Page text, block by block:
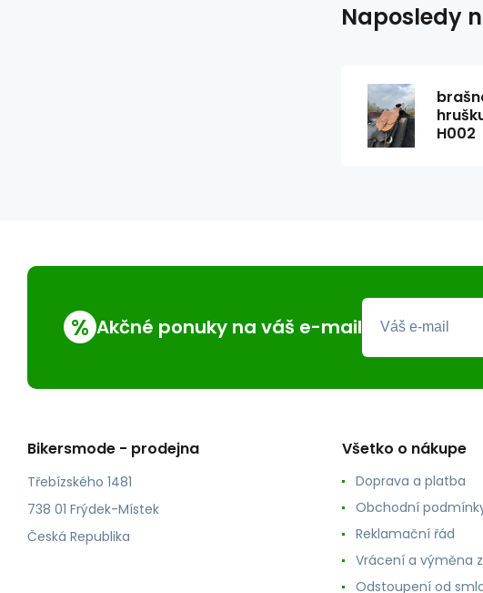
Naposledy
H002
% Akčné ponuky na váš e-mail
Bikersmode - prodejna
Třebízského 1481
738 01 Frýdek-Místek
Česká Republika
Všetko o nákupe
Doprava a platba
Obchodní
Reklamační řád
Vrácení a výměna
Odstoupení od